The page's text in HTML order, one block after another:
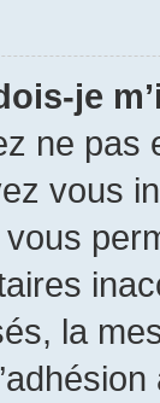
je
ne pas
vous
vous
la